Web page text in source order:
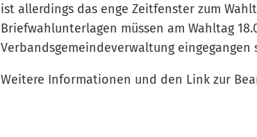
ist allerdings das enge Zeitfenster zum
Briefwahlunterlagen müssen am Wahltag
Verbandsgemeindeverwaltung eingegangen
Weitere Informationen und den Link zur